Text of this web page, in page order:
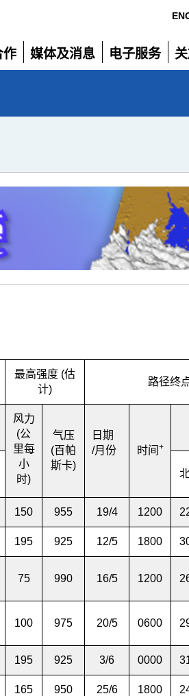
作
媒体及消息
展
电子服务
展
展
最高强度 (估
计)
路径终
风力
(公
里每
小
时)
气压
(百帕
斯卡)
日期
/月份
时间 +
150 955 19/4 1200
195 925 12/5 1800
75 990 16/5 1200
100 975 20/5 0600
195 925 3/6 0000
165 950 25/6 1800